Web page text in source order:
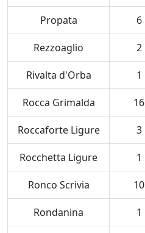
Propata 6
Rezzoaglio 2
Rivalta d'Orba 1
Rocca Grimalda 16
Roccaforte Ligure 3
Rocchetta Ligure 1
Ronco Scrivia 10
Rondanina 1